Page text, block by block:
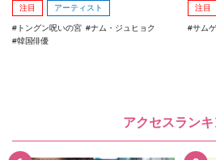
注目 アーティスト
トングン呪いの宮
ナム・ジュヒョク
韓国俳優
注目
サム
アクセスラン